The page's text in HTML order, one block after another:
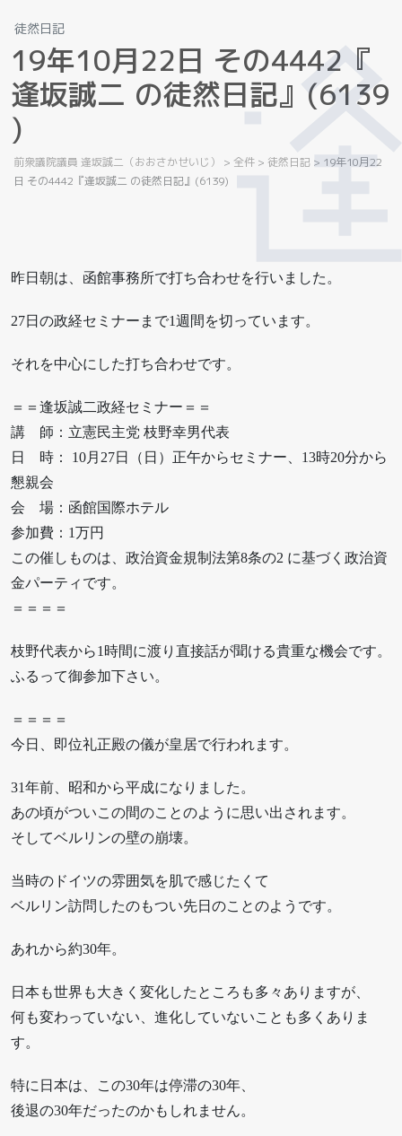
徒然日記
19年10月22日 その4442 『
逢坂誠二 の徒然日記』 (61 39
)
前衆議院議員 逢坂誠二（おおさかせいじ） > 全件 > 徒然日記 > 19年10月22
日 その4442『逢坂誠二 の徒然日記』(6139)
昨日朝は、函館事務所で打ち合わせを行いました。
27日の政経セミナーまで1週間を切っています。
それを中心にした打ち合わせです。
＝＝逢坂誠二政経セミナー＝＝
講 師：立憲民主党 枝野幸男代表
日 時： 10月27日（日）正午からセミナー、13時20分から
懇親会
会 場：函館国際ホテル
参加費：1万円
この催しものは、政治資金規制法第8条の2 に基づく政治資
金パーティです。
＝＝＝＝
枝野代表から1時間に渡り直接話が聞ける貴重な機会です。
ふるって御参加下さい。
＝＝＝＝
今日、即位礼正殿の儀が皇居で行われます。
31年前、昭和から平成になりました。
あの頃がついこの間のことのように思い出されます。
そしてベルリンの壁の崩壊。
当時のドイツの雰囲気を肌で感じたくて
ベルリン訪問したのもつい先日のことのようです。
あれから約30年。
日本も世界も大きく変化したところも多々ありますが、
何も変わっていない、進化していないことも多くありま
す。
特に日本は、この30年は停滞の30年、
後退の30年だったのかもしれません。